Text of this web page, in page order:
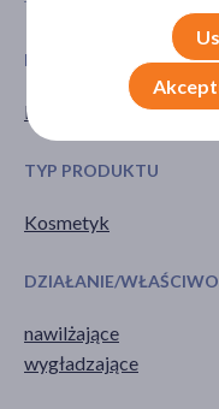
PŁEĆ
Kobieta
TYP PRODUKTU
Kosmetyk
DZIAŁANIE/
nawilżające
wygładzające